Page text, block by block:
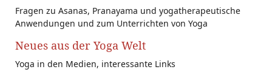
Fragen zu Asanas, Pranayama und yogatherapeutische
Anwendungen und zum Unterrichten von Yoga
Neues aus der Yoga Welt
Yoga in den Medien, interessante Links